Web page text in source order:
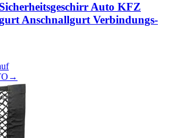
Auto KFZ
Anschnallgurt Verbindungs-
→